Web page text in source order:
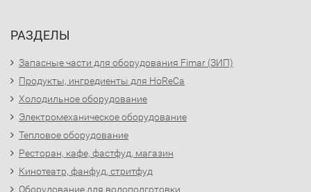
РАЗДЕЛЫ
Запасные части для оборудования Fimar (ЗИП)
Продукты, ингредиенты для HoReCa
Холодильное оборудование
Электромеханическое оборудование
Тепловое оборудование
Ресторан, кафе, фастфуд, магазин
Кинотеатр, фанфуд, стритфуд
Оборудование для водоподготовки